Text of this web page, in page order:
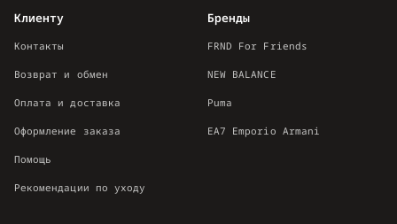
Клиенту
Контакты
Возврат и обмен
Оплата и доставка
Оформление заказа
Помощь
Рекомендации по уходу
Бренды
FRND For Friends
NEW BALANCE
Puma
EA7 Emporio Armani